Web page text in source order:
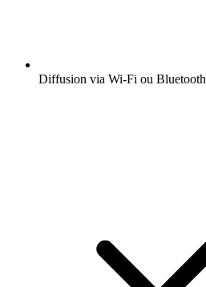
Diffusion via Wi-Fi ou Bluetooth